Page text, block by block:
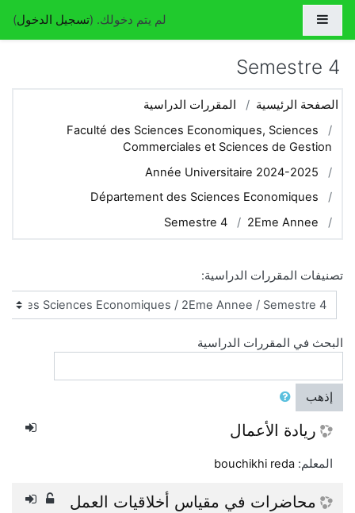
تجاوز إلى المحتوى الرئيسي
لم يتم دخولك. (تسجيل الدخول)
Semestre 4
الصفحة الرئيسية
المقررات الدراسية
Faculté des Sciences Economiques, Sciences
Commerciales et Sciences de Gestion
Année Universitaire 2024-2025
Département des Sciences Economiques
2Eme Annee
Semestre 4
تصنيفات المقررات الدراسية:
البحث في المقررات الدراسية
إذهب
ريادة الأعمال
المعلم: bouchikhi reda
محاضرات في مقياس أخلاقيات العمل